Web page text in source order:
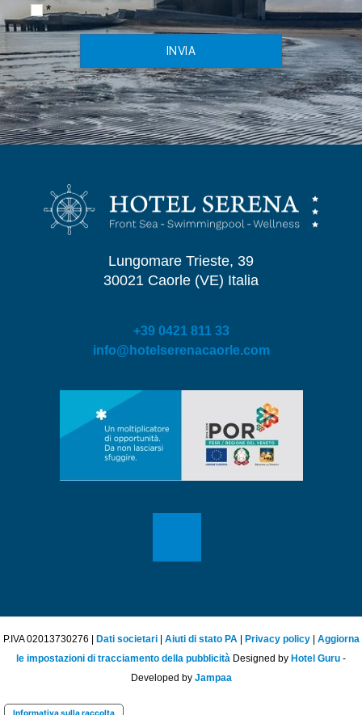
*
INVIA
Lungomare Trieste, 39
30021 Caorle (VE) Italia
+39 0421 811 33
info@hotelserenacaorle.com
P.IVA 02013730276 | Dati societari| Aiuti di stato PA| Privacy policy| Aggiorna
le impostazioni di tracciamento della pubblicità Designed by Hotel Guru -
Developed by Jampaa
Informativa sulla raccolta